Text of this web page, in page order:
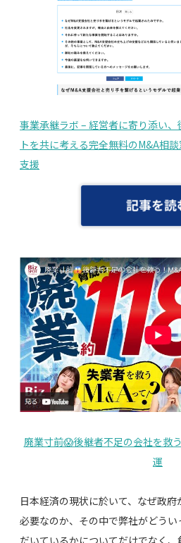
事業承継ラボ – 経営者に寄り添い
トを共に考える完全無料のM&A相
支援
廃業寸前😱後継者不足の会社を救
運
日本経済の現状に於いて、なぜ政
必要なのか、その中で弊社がどう
だいているかについてだけでなく